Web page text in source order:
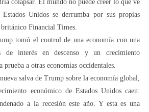
colapsar. El mundo no puede creer lo que ve
Unidos se derrumba por sus propias
Financial Times.
tomó el control de una economía con una
de interés en descenso y un crecimiento
prueba a otras economías occidentales.
salva de Trump sobre la economía global,
económico de Estados Unidos caen:
a la recesión este año. Y esta es una